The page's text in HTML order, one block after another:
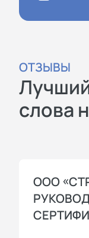
СДС
ней мы
(ХАССП),
труда,
ОТЗЫВЫ
слова
ООО